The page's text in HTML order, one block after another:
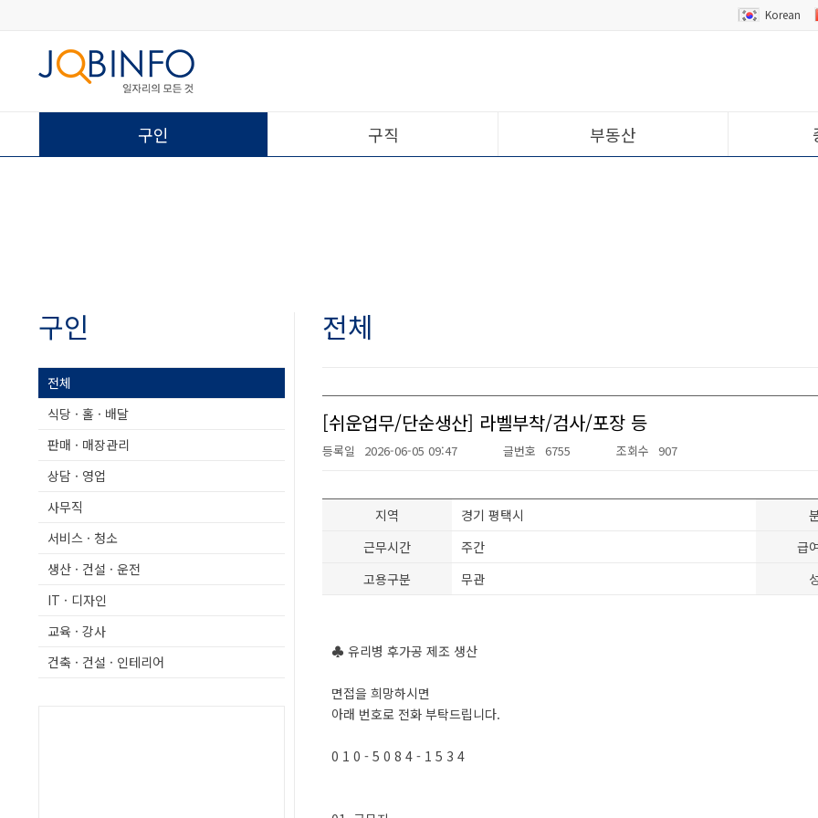
Korean
구인 구직 부동산
구인
전체
식당 · 홀 · 배달
판매 · 매장관리
상담 · 영업
사무직
서비스 · 청소
생산 · 건설 · 운전
IT · 디자인
교육 · 강사
건축 · 건설 · 인테리어
전체
[쉬운업무/단순생산] 라벨부착/검사/포장 등
등록일 2026-06-05 09:47 글번호 6755 조회수 907
지역 경기 평택시
근무시간
주간 급
고용구분
무관
♣ 유리병 후가공 제조 생산
면접을 희망하시면
아래 번호로 전화 부탁드립니다.
0 1 0 - 5 0 8 4 - 1 5 3 4